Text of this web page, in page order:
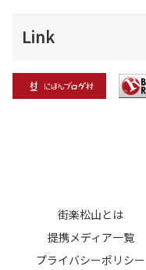
Link
街楽松山とは
提携メディア一覧
プライバシーポリシー